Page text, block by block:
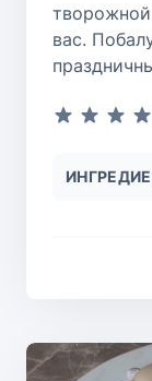
творожной
вас.